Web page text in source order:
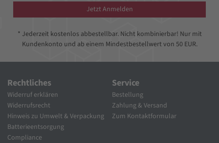
Jetzt Anmelden
* Jederzeit kostenlos abbestellbar. Nicht kombinierbar! Nur mit
Kundenkonto und ab einem Mindestbestellwert von 50 EUR.
Rechtliches
Widerruf erklären
Widerrufsrecht
Hinweis zu Umwelt & Verpackung
Batterieentsorgung
Compliance
Service
Bestellung
Zahlung & Versand
Zum Kontaktformular